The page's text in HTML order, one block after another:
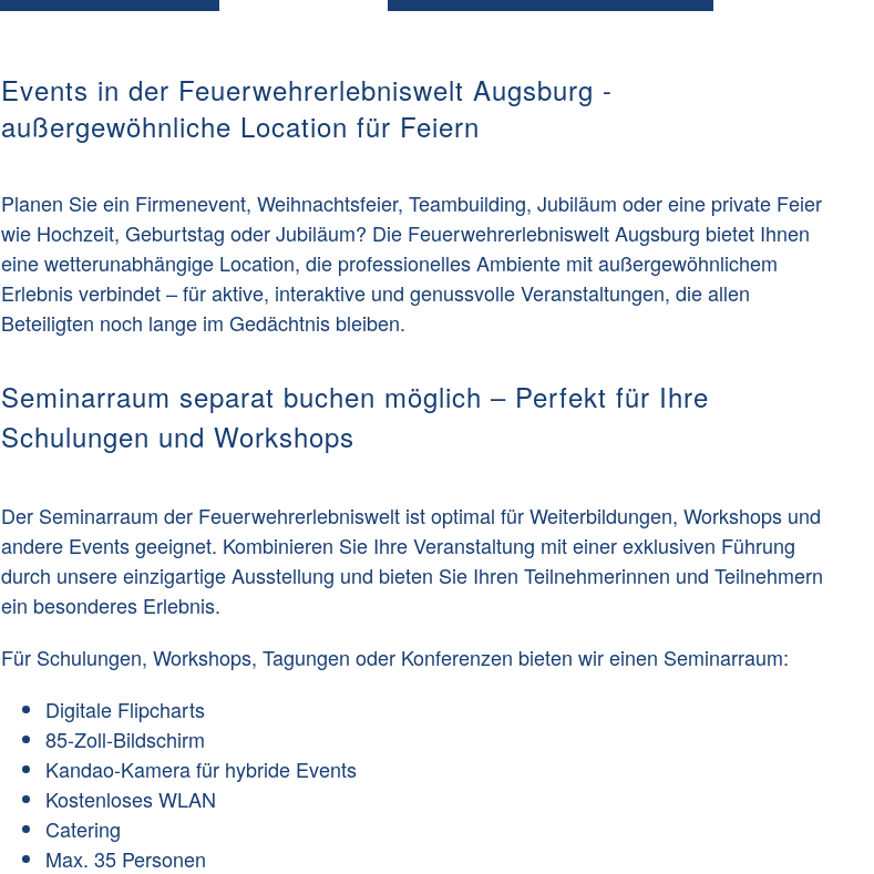
Events in der Feuerwehrerlebniswelt Augsburg -
außergewöhnliche Location für Feiern
Planen Sie ein Firmenevent, Weihnachtsfeier, Teambuilding, Jubiläum oder eine private Feier
wie Hochzeit, Geburtstag oder Jubiläum? Die Feuerwehrerlebniswelt Augsburg bietet Ihnen
eine wetterunabhängige Location, die professionelles Ambiente mit außergewöhnlichem
Erlebnis verbindet – für aktive, interaktive und genussvolle Veranstaltungen, die allen
Beteiligten noch lange im Gedächtnis bleiben.
Seminarraum separat buchen möglich – Perfekt für Ihre
Schulungen und Workshops
Der Seminarraum der Feuerwehrerlebniswelt ist optimal für Weiterbildungen, Workshops und
andere Events geeignet. Kombinieren Sie Ihre Veranstaltung mit einer exklusiven Führung
durch unsere einzigartige Ausstellung und bieten Sie Ihren Teilnehmerinnen und Teilnehmern
ein besonderes Erlebnis.
Für Schulungen, Workshops, Tagungen oder Konferenzen bieten wir einen Seminarraum:
Digitale Flipcharts
85-Zoll-Bildschirm
Kandao-Kamera für hybride Events
Kostenloses WLAN
Catering
Max. 35 Personen